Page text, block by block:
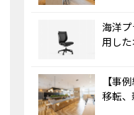
海洋
用し
【事
移転、